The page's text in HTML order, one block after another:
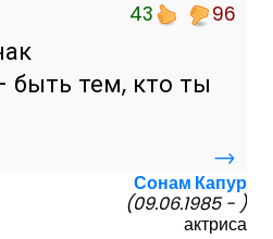
43 96
быть тем, кто ты
→
Сонам Капур
(09.06.1985 - )
актриса